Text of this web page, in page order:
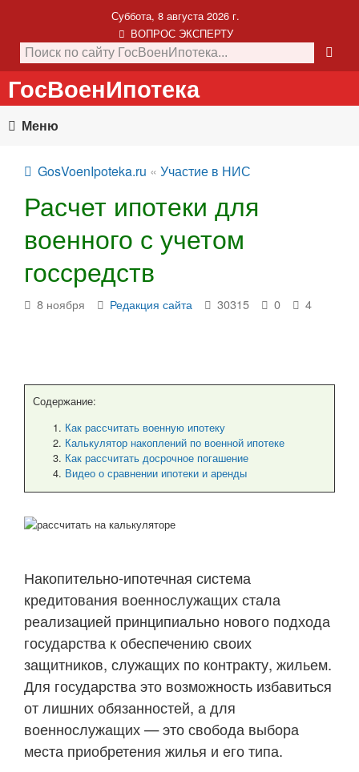
Суббота, 8 августа 2026 г.
ВОПРОС ЭКСПЕРТУ
ГосВоенИпотека
Меню
GosVoenIpoteka.ru « Участие в НИС
Расчет ипотеки для
военного с учетом
госсредств
8 ноября Редакция сайта 30315 0 4
Содержание:
Как рассчитать военную ипотеку
Калькулятор накоплений по военной ипотеке
Как рассчитать досрочное погашение
Видео о сравнении ипотеки и аренды
Накопительно-ипотечная система
кредитования военнослужащих стала
реализацией принципиально нового подхода
государства к обеспечению своих
защитников, служащих по контракту, жильем.
Для государства это возможность избавиться
от лишних обязанностей, а для
военнослужащих — это свобода выбора
места приобретения жилья и его типа.